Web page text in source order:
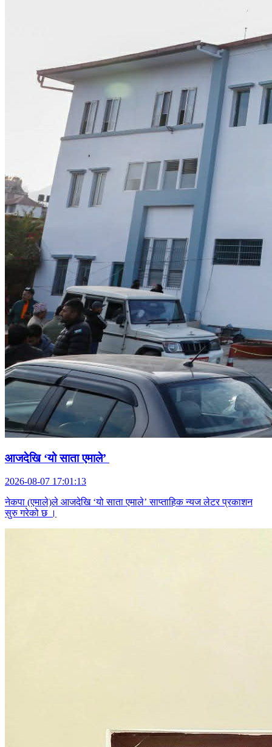
आजदेखि ‘यो साता एमाले’
2026-08-07 17:01:13
नेकपा (एमाले)ले आजदेखि ‘यो साता एमाले’ साप्ताहिक न्यज लेटर प्रकाशन
सुरु गरेको छ ।